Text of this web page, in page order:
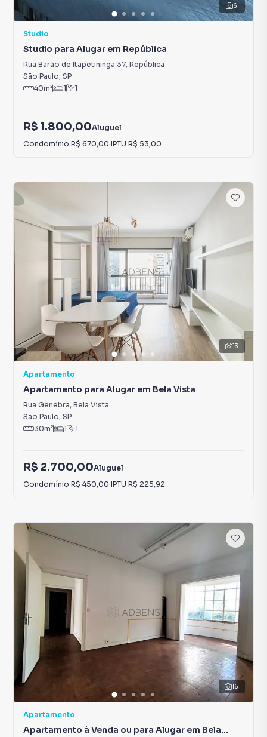
6
Studio
Studio para Alugar em República
Rua Barão de Itapetininga 37, República
São Paulo, SP
40m² 1 1
R$ 1.800,00Aluguel
Condomínio R$ 670,00·IPTU R$ 53,00
13
Apartamento
Apartamento para Alugar em Bela Vista
Rua Genebra, Bela Vista
São Paulo, SP
30m² 1 1
R$ 2.700,00Aluguel
Condomínio R$ 450,00·IPTU R$ 225,92
16
Apartamento
Apartamento à Venda ou para Alugar em Bela